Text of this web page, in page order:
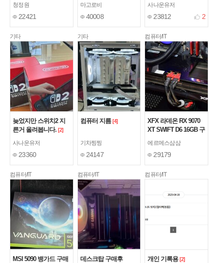
청정원
22421
마고로비
40008
사나운유저
23812 2
기타
늦었지만 스위치2 지
른거 올려봅니다. [2]
사나운유저
23360
기타
컴퓨터 지름 [4]
기차찡찡
24147
컴퓨터/IT
XFX 라데온 RX 9070
XT SWIFT D6 16GB 구
에르메스삼삼
29179
컴퓨터/IT
MSI 5090 뱅가드 구매
컴퓨터/IT
데스크탑 구매후
컴퓨터/IT
개인 기록용 [2]